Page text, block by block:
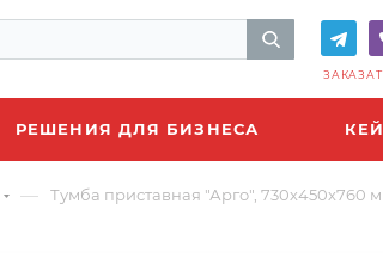
РЕШЕНИЯ ДЛЯ БИЗНЕСА
— Тумба приставная "Арго",